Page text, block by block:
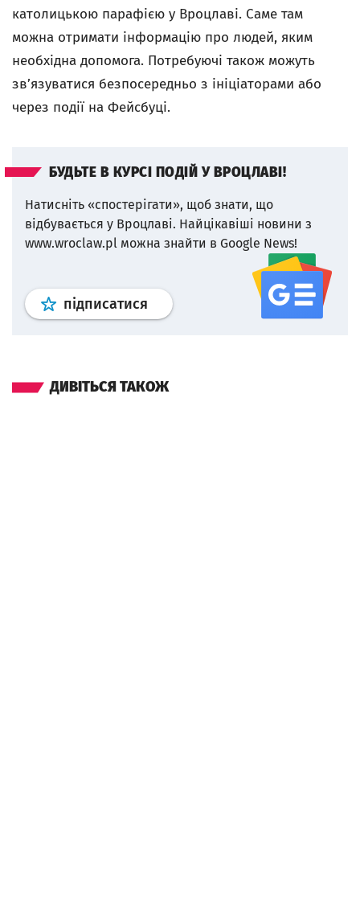
католицькою парафією у Вроцлаві. Саме там
можна отримати інформацію про людей, яким
необхідна допомога. Потребуючі також можуть
зв’язуватися безпосередньо з ініціаторами або
через події на Фейсбуці.
БУДЬТЕ В КУРСІ ПОДІЙ У ВРОЦЛАВІ!
Натисніть «спостерігати», щоб знати, що
відбувається у Вроцлаві. Найцікавіші новини з
www.wroclaw.pl можна знайти в Google News!
підписатися Профіль google news
ДИВІТЬСЯ ТАКОЖ